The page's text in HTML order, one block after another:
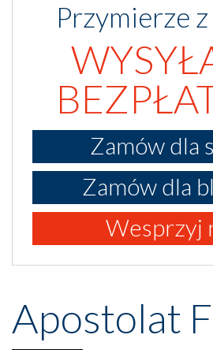
Przymierze
Zamów dla
Zamów dla
Wesprzyj
Apostolat